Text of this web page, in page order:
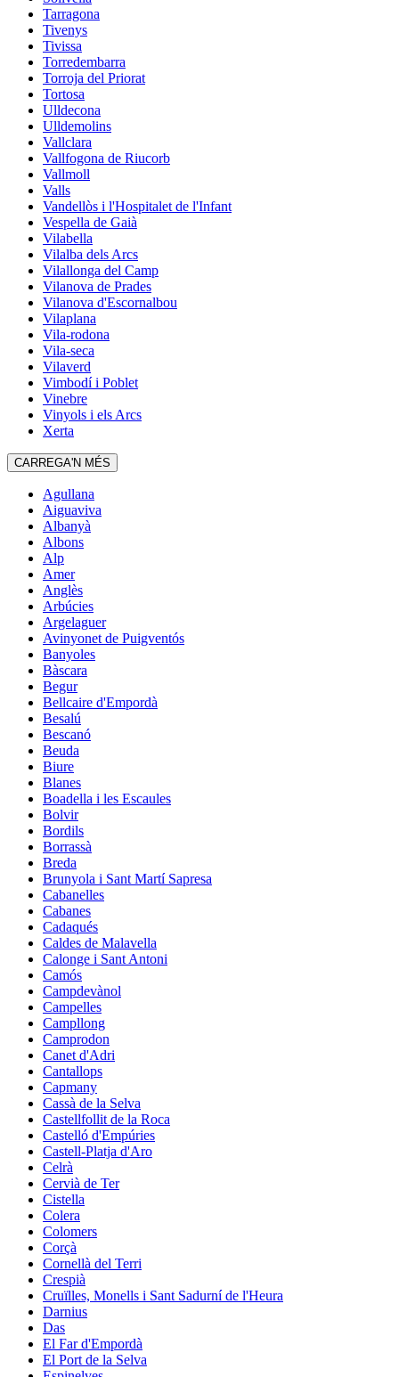
Tarragona
Tivenys
Tivissa
Torredembarra
Torroja del Priorat
Tortosa
Ulldecona
Ulldemolins
Vallclara
Vallfogona de Riucorb
Vallmoll
Valls
Vandellòs i l'Hospitalet de l'Infant
Vespella de Gaià
Vilabella
Vilalba dels Arcs
Vilallonga del Camp
Vilanova de Prades
Vilanova d'Escornalbou
Vilaplana
Vila-rodona
Vila-seca
Vilaverd
Vimbodí i Poblet
Vinebre
Vinyols i els Arcs
Xerta
CARREGA'N MÉS
Agullana
Aiguaviva
Albanyà
Albons
Alp
Amer
Anglès
Arbúcies
Argelaguer
Avinyonet de Puigventós
Banyoles
Bàscara
Begur
Bellcaire d'Empordà
Besalú
Bescanó
Beuda
Biure
Blanes
Boadella i les Escaules
Bolvir
Bordils
Borrassà
Breda
Brunyola i Sant Martí Sapresa
Cabanelles
Cabanes
Cadaqués
Caldes de Malavella
Calonge i Sant Antoni
Camós
Campdevànol
Campelles
Campllong
Camprodon
Canet d'Adri
Cantallops
Capmany
Cassà de la Selva
Castellfollit de la Roca
Castelló d'Empúries
Castell-Platja d'Aro
Celrà
Cervià de Ter
Cistella
Colera
Colomers
Corçà
Cornellà del Terri
Crespià
Cruïlles, Monells i Sant Sadurní de l'Heura
Darnius
Das
El Far d'Empordà
El Port de la Selva